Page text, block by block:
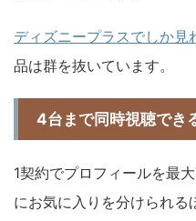
ディズニープラスでしか見
品は群を抜いています。
4台まで同時視聴でき
1契約でプロフィールを最
にお気に入りを分けられる